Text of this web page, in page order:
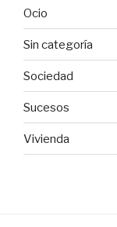
Ocio
Sin categoría
Sociedad
Sucesos
Vivienda